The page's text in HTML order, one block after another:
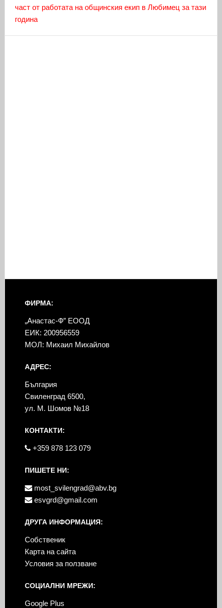
част от работата на общинския екип в Любимец за тази
година
ФИРМА:
„Анастас-Ф” ЕООД
ЕИК: 200956559
МОЛ: Михаил Михайлов
АДРЕС:
България
Свиленград 6500,
ул. М. Шомов №18
КОНТАКТИ:
+359 878 123 079
ПИШЕТЕ НИ:
most_svilengrad@abv.bg
esvgrd@gmail.com
ДРУГА ИНФОРМАЦИЯ:
Собственик
Карта на сайта
Условия за ползване
СОЦИАЛНИ МРЕЖИ:
Google Plus